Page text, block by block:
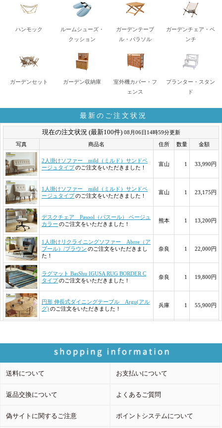
ハンモック
ルームシューズ・
クッション
ガーデンテーブ
ル・パラソル
ガーデンチェア・ベ
ンチ
ガーデンセット ガーデン収納庫
室外機カバー・フ
ェンス
プランター・スタン
ド
最新のご注文状況
送料について お支払いについて
返品交換について よくあるご質問
偽サイトに関するご注意 ポイントシステムについて